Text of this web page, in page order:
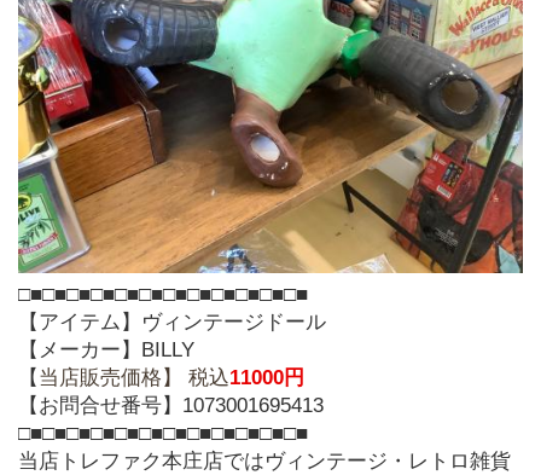
□■□■□■□■□■□■□■□■□■□■□■□■
【アイテム】ヴィンテージドール
【メーカー】BILLY
【 当店販売価格】 税込11000円
【お問合せ番号】1073001695413
□■□■□■□■□■□■□■□■□■□■□■□■
当店トレファク本庄店ではヴィンテージ・レトロ雑貨